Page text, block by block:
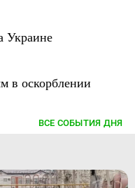
Украине
в оскорблении
ВСЕ СОБЫТИЯ ДНЯ